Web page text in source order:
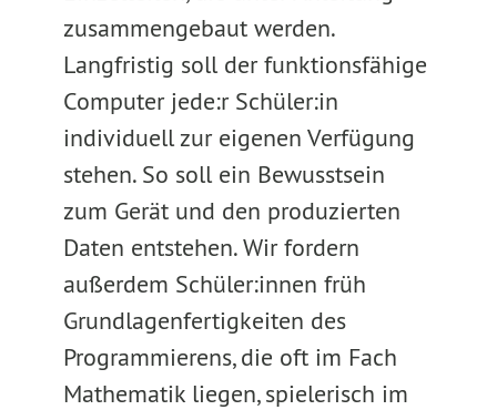
zusammengebaut werden.
Langfristig soll der funktionsfähige
Computer jede:r Schüler:in
individuell zur eigenen Verfügung
stehen. So soll ein Bewusstsein
zum Gerät und den produzierten
Daten entstehen. Wir fordern
außerdem Schüler:innen früh
Grundlagenfertigkeiten des
Programmierens, die oft im Fach
Mathematik liegen, spielerisch im